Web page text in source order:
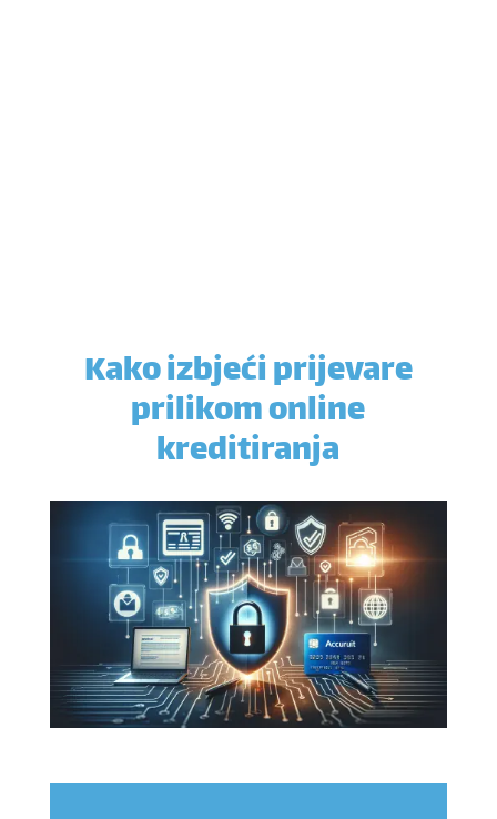
Kako izbjeći prijevare
prilikom online
kreditiranja